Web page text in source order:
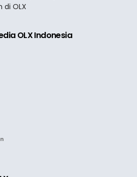
di OLX
OLX Indonesia